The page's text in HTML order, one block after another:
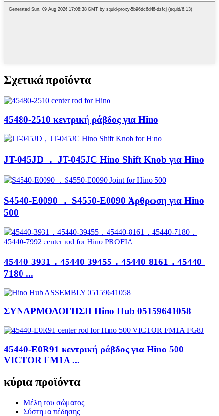
Σχετικά προϊόντα
45480-2510 κεντρική ράβδος για Hino
JT-045JD ， JT-045JC Hino Shift Knob για Hino
S4540-E0090 ， S4550-E0090 Άρθρωση για Hino
500
45440-3931，45440-39455，45440-8161，45440-
7180 ​​...
ΣΥΝΑΡΜΟΛΟΓΗΣΗ Hino Hub 05159641058
45440-E0R91 κεντρική ράβδος για Hino 500
VICTOR FM1A ...
κύρια προϊόντα
Μέλη του σώματος
Σύστημα πέδησης